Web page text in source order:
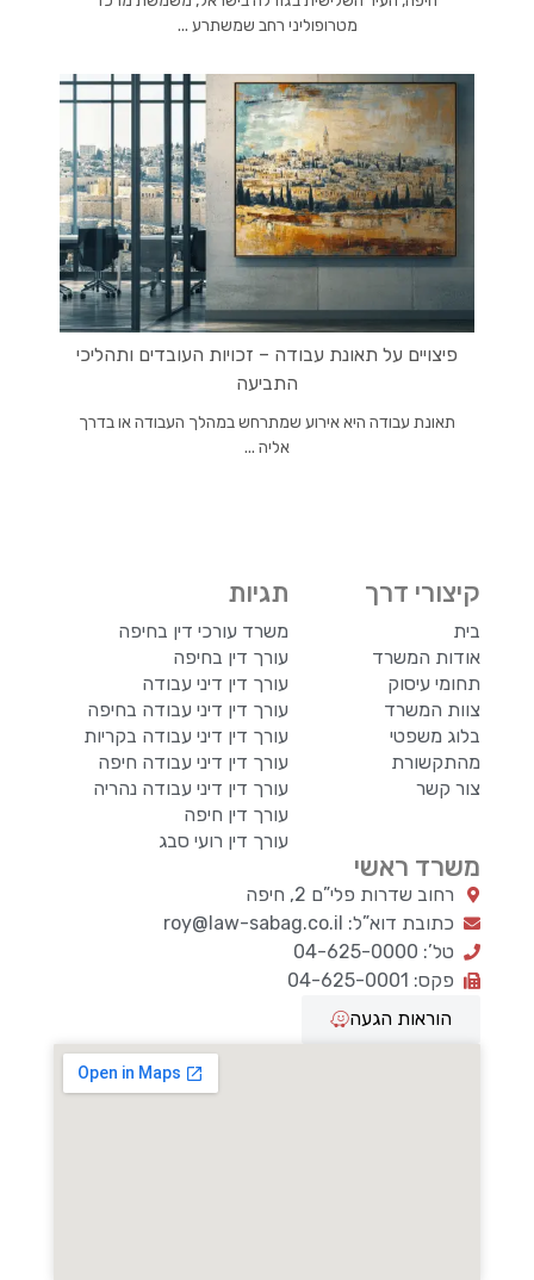
מטרופוליני רחב שמשתרע ...
פיצויים על תאונת עבודה – זכויות העובדים ותהליכי
התביעה
תאונת עבודה היא אירוע שמתרחש במהלך העבודה או בדרך
אליה ...
משרד ראשי
רחוב שדרות פלי”ם 2, חיפה
כתובת דוא”ל: roy@law-sabag.co.il
טל’: 04-625-0000
פקס: 04-625-0001
הוראות הגעה
קיצורי דרך
בית
אודות המשרד
תחומי עיסוק
צוות המשרד
בלוג משפטי
מהתקשורת
צור קשר
תגיות
משרד עורכי דין בחיפה
עורך דין בחיפה
עורך דין דיני עבודה
עורך דין דיני עבודה בחיפה
עורך דין דיני עבודה בקריות
עורך דין דיני עבודה חיפה
עורך דין דיני עבודה נהריה
עורך דין חיפה
עורך דין רועי סבג